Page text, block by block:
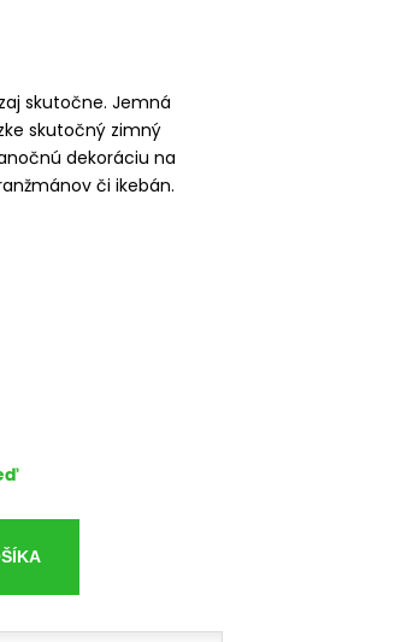
skutočne. Jemná
skutočný zimný
dekoráciu na
či ikebán.